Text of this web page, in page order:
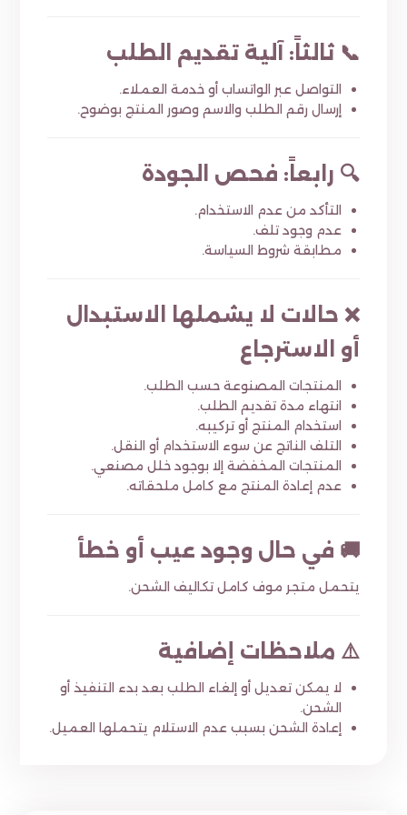
📞 ثالثاً: آلية تقديم الطلب
التواصل عبر الواتساب أو خدمة العملاء.
إرسال رقم الطلب والاسم وصور المنتج بوضوح.
🔍 رابعاً: فحص الجودة
التأكد من عدم الاستخدام.
عدم وجود تلف.
مطابقة شروط السياسة.
❌ حالات لا يشملها الاستبدال
أو الاسترجاع
المنتجات المصنوعة حسب الطلب.
انتهاء مدة تقديم الطلب.
استخدام المنتج أو تركيبه.
التلف الناتج عن سوء الاستخدام أو النقل.
المنتجات المخفضة إلا بوجود خلل مصنعي.
عدم إعادة المنتج مع كامل ملحقاته.
🚚 في حال وجود عيب أو خطأ
يتحمل متجر موف كامل تكاليف الشحن.
⚠️ ملاحظات إضافية
لا يمكن تعديل أو إلغاء الطلب بعد بدء التنفيذ أو
الشحن.
إعادة الشحن بسبب عدم الاستلام يتحملها العميل.